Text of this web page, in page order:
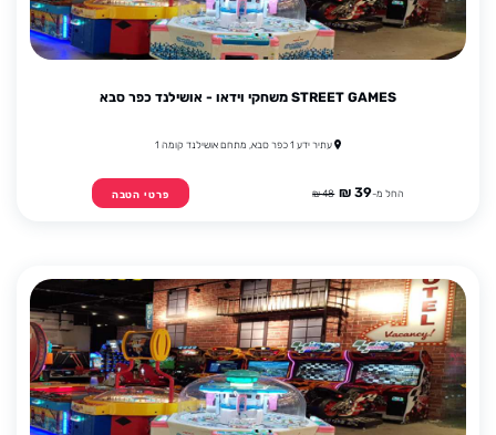
STREET GAMES משחקי וידאו - אושילנד כפר סבא
עתיר ידע 1 כפר סבא, מתחם אושילנד קומה 1
החל מ-39 ₪
48 ₪ פרטי הטבה